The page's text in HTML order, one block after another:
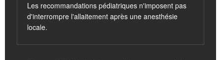
Les recommandations pédiatriques n'imposent pas
d'interrompre l'allaitement après une anesthésie
locale.